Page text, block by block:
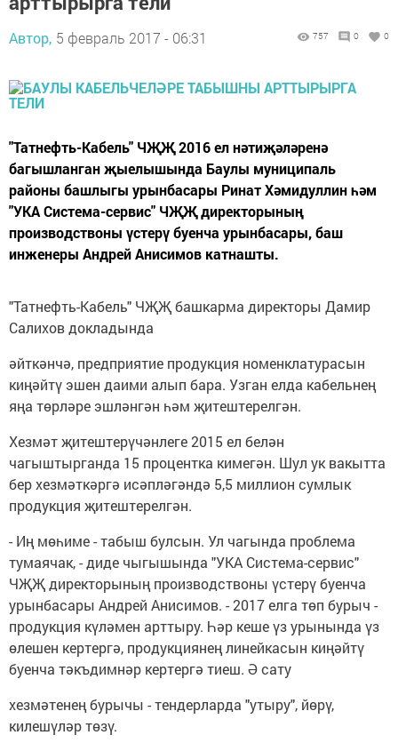
Автор, 5 февраль 2017 - 06:31 757 0 0
"Татнефть-Кабель" ЧҖҖ 2016 ел нәтиҗәләренә
багышланган җыелышында Баулы муниципаль
районы башлыгы урынбасары Ринат Хәмидуллин һәм
"УКА Система-сервис" ЧҖҖ директорының
производствоны үстерү буенча урынбасары, баш
инженеры Андрей Анисимов катнашты.
"Татнефть-Кабель" ЧҖҖ башкарма директоры Дамир
Салихов докладында
әйткәнчә, предприятие продукция номенклатурасын
киңәйтү эшен даими алып бара. Узган елда кабельнең
яңа төрләре эшләнгән һәм җитештерелгән.
Хезмәт җитештерүчәнлеге 2015 ел белән
чагыштырганда 15 процентка кимегән. Шул ук вакытта
бер хезмәткәргә исәпләгәндә 5,5 миллион сумлык
продукция җитештерелгән.
- Иң мөһиме - табыш булсын. Ул чагында проблема
тумаячак, - диде чыгышында "УКА Система-сервис"
ЧҖҖ директорының производствоны үстерү буенча
урынбасары Андрей Анисимов. - 2017 елга төп бурыч -
продукция күләмен арттыру. Һәр кеше үз урынында үз
өлешен кертергә, продукциянең линейкасын киңәйтү
буенча тәкъдимнәр кертергә тиеш. Ә сату
хезмәтенең бурычы - тендерларда "утыру", йөрү,
килешүләр төзү.